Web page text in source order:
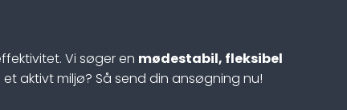
Vi søger en mødestabil, fleksibel
aktivt miljø? Så send din ansøgning nu!